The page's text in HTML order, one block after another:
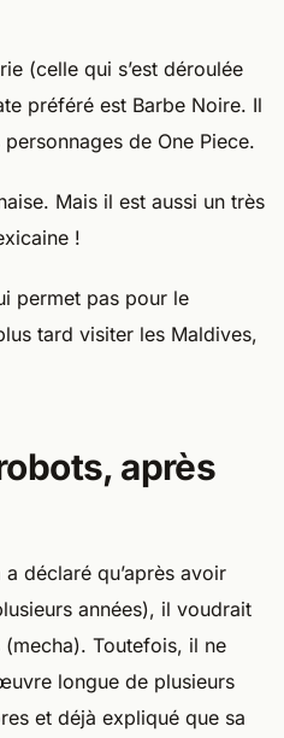
(celle qui s’est déroulée
préféré est Barbe Noire. Il
de One Piece.
Mais il est aussi un très
!
permet pas pour le
tard visiter les Maldives,
après
déclaré qu’après avoir
années), il voudrait
Toutefois, il ne
longue de plusieurs
et déjà expliqué que sa